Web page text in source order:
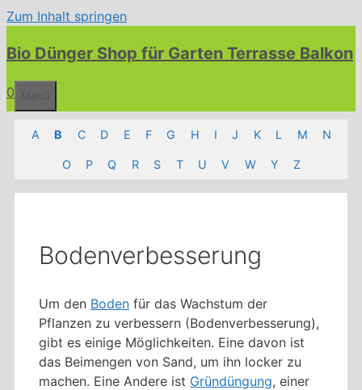
Zum Inhalt springen
Bio Dünger Shop für Garten Terrasse Balkon
0
A B C D E F G H I J K L M N
O P Q R S T U V W Y Z
Bodenverbesserung
Um den Boden für das Wachstum der
Pflanzen zu verbessern (Bodenverbesserung),
gibt es einige Möglichkeiten. Eine davon ist
das Beimengen von Sand, um ihn locker zu
machen. Eine Andere ist Gründüngung, einer